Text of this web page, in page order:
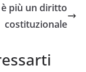
è più un diritto
costituzionale